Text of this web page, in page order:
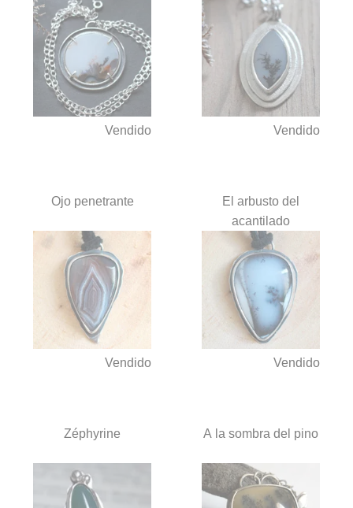
Vendido Vendido
Ojo penetrante
Vendido
El arbusto del
acantilado
Vendido
Zéphyrine A la sombra del pino